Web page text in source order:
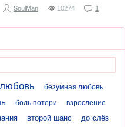
SoulMan 10274 1
безумная любовь
боль потери
взросление
второй шанс
до слёз